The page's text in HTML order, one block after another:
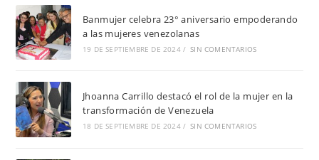
Banmujer celebra 23° aniversario empoderando
a las mujeres venezolanas
19 DE SEPTIEMBRE DE 2024 / SIN COMENTARIOS
Jhoanna Carrillo destacó el rol de la mujer en la
transformación de Venezuela
18 DE SEPTIEMBRE DE 2024 / SIN COMENTARIOS